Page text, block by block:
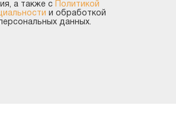
а также с
Политикой
и обработкой
данных.